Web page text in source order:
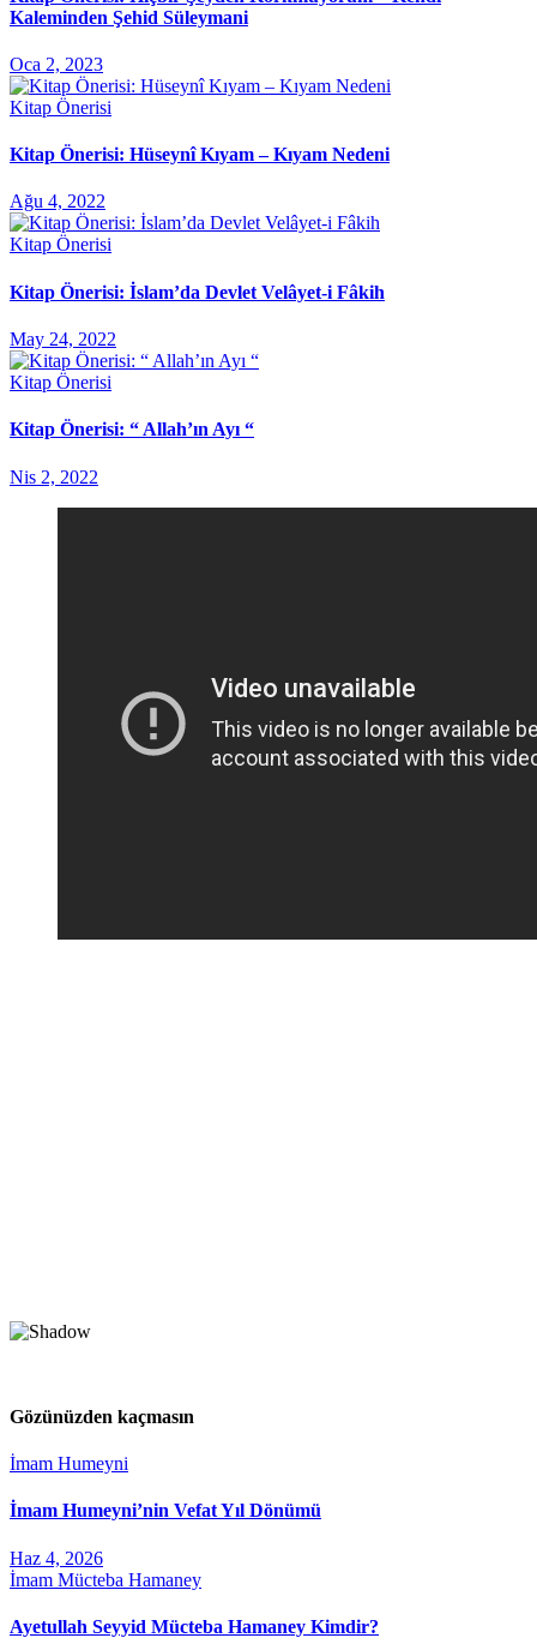
Kaleminden Şehid Süleymani
Oca 2, 2023
Kitap Önerisi
Kitap Önerisi: Hüseynî Kıyam – Kıyam Nedeni
Ağu 4, 2022
Kitap Önerisi
Kitap Önerisi: İslam’da Devlet Velâyet-i Fâkih
May 24, 2022
Kitap Önerisi
Kitap Önerisi: “ Allah’ın Ayı “
Nis 2, 2022
Gözünüzden kaçmasın
İmam Humeyni
İmam Humeyni’nin Vefat Yıl Dönümü
Haz 4, 2026
İmam Mücteba Hamaney
Ayetullah Seyyid Mücteba Hamaney Kimdir?